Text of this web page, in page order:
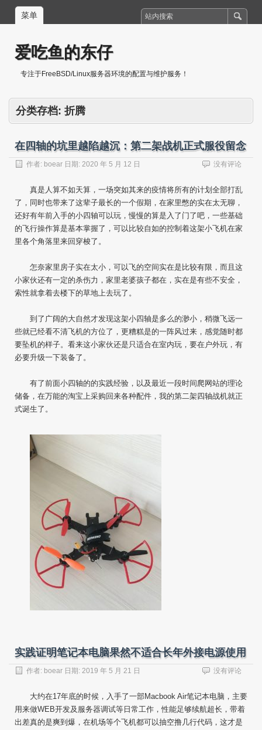
菜单
爱吃鱼的东仔
专注于FreeBSD/Linux服务器环境的配置与维护服务！
分类存档: 折腾
在四轴的坑里越陷越沉：第二架战机正式服役留念
作者: boear 日期: 2020 年 5 月 12 日 没有评论
真是人算不如天算，一场突如其来的疫情将所有的计划全部打乱
了，同时也带来了这辈子最长的一个假期，在家里憋的实在太无聊，
还好有年前入手的小四轴可以玩，慢慢的算是入了门了吧，一些基础
的飞行操作算是基本掌握了，可以比较自如的控制着这架小飞机在家
里各个角落里来回穿梭了。
怎奈家里房子实在太小，可以飞的空间实在是比较有限，而且这
小家伙还有一定的杀伤力，家里老婆孩子都在，实在是有些不安全，
索性就拿着去楼下的草地上去玩了。
到了广阔的大自然才发现这架小四轴是多么的渺小，稍微飞远一
些就已经看不清飞机的方位了，更糟糕是的一阵风过来，感觉随时都
要坠机的样子。看来这小家伙还是只适合在室内玩，要在户外玩，有
必要升级一下装备了。
有了前面小四轴的的实践经验，以及最近一段时间爬网站的理论
储备，在万能的淘宝上采购回来各种配件，我的第二架四轴战机就正
式诞生了。
实践证明笔记本电脑果然不适合长年外接电源使用
作者: boear 日期: 2019 年 5 月 21 日 没有评论
大约在17年底的时候，入手了一部Macbook Air笔记本电脑，主要
用来做WEB开发及服务器调试等日常工作，性能足够续航超长，带着
出差真的是爽到爆，在机场等个飞机都可以抽空撸几行代码，这才是